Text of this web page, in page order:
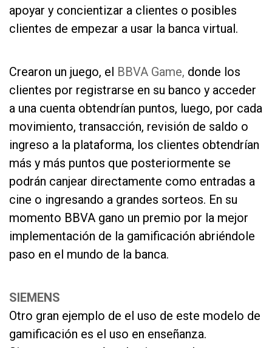
apoyar y concientizar a clientes o posibles
clientes de empezar a usar la banca virtual.
Crearon un juego, el BBVA Game, donde los
clientes por registrarse en su banco y acceder
a una cuenta obtendrían puntos, luego, por cada
movimiento, transacción, revisión de saldo o
ingreso a la plataforma, los clientes obtendrían
más y más puntos que posteriormente se
podrán canjear directamente como entradas a
cine o ingresando a grandes sorteos. En su
momento BBVA gano un premio por la mejor
implementación de la gamificación abriéndole
paso en el mundo de la banca.
SIEMENS
Otro gran ejemplo de el uso de este modelo de
gamificación es el uso en enseñanza.